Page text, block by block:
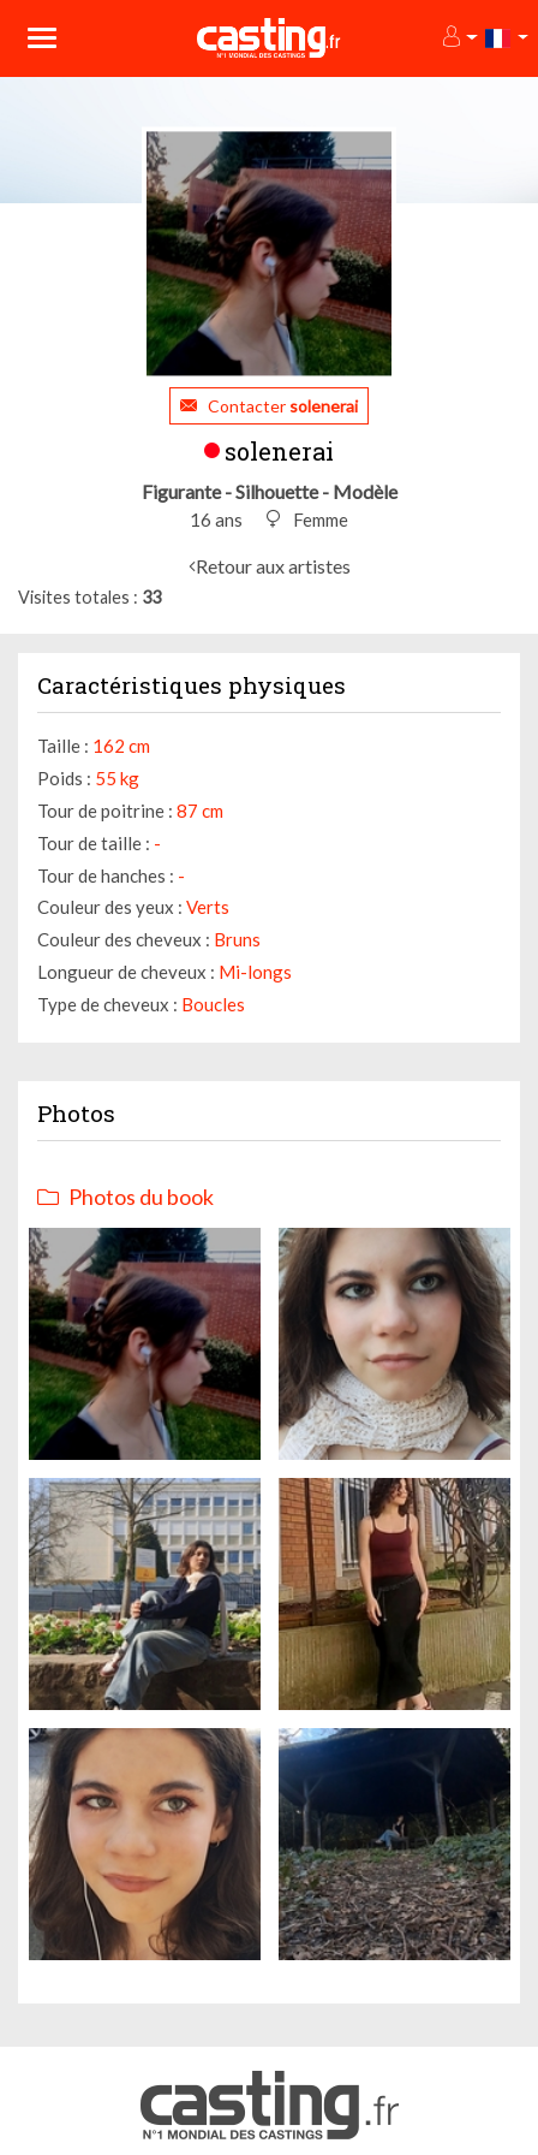
Contacter solenerai
solenerai
Figurante - Silhouette - Modèle
16 ans Femme
Retour aux artistes
Visites totales 33
Caractéristiques physiques
Taille : 162 cm
Poids : 55 kg
Tour de poitrine : 87 cm
Tour de taille : -
Tour de hanches : -
Couleur des yeux : Verts
Couleur des cheveux : Bruns
Longueur de cheveux : Mi-longs
Type de cheveux : Boucles
Photos
Photos du book
Gestion des cookies
Nous utilisons des cookies qui facilitent l'utilisation du site,
améliorent la performance et la sécurité du site internet.
Faites-nous part de vos préférences de cookies pour chaque
Mesure d'audience
Régies publicitaires